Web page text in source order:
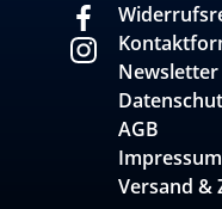
Newsletter
AGB
Impressum
Versand &